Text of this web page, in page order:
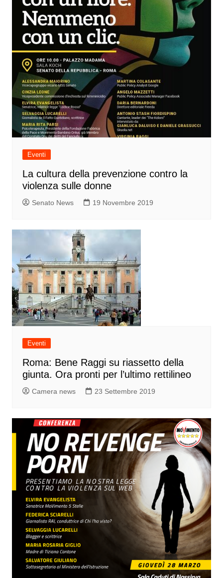
Eventi
La cultura della prevenzione contro la
violenza sulle donne
Senato News 19 Novembre 2019
Eventi
Roma: Bene Raggi su riassetto della
giunta. Ora pronti per l’ultimo rettilineo
Camera news 23 Settembre 2019